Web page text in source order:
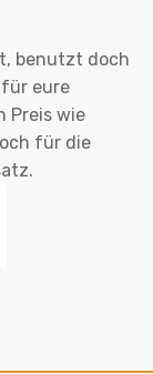
benutzt doch
für eure
Preis wie
für die